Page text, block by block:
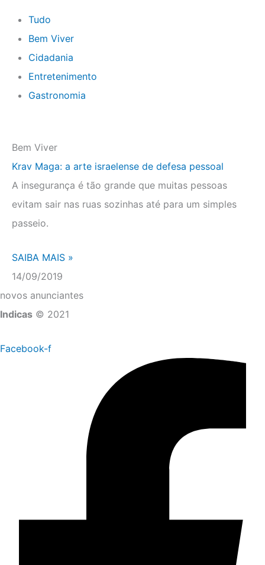
Tudo
Bem Viver
Cidadania
Entretenimento
Gastronomia
Bem Viver
Krav Maga: a arte israelense de defesa pessoal
A insegurança é tão grande que muitas pessoas
evitam sair nas ruas sozinhas até para um simples
passeio.
SAIBA MAIS »
14/09/2019
novos anunciantes
Indicas © 2021
Facebook-f